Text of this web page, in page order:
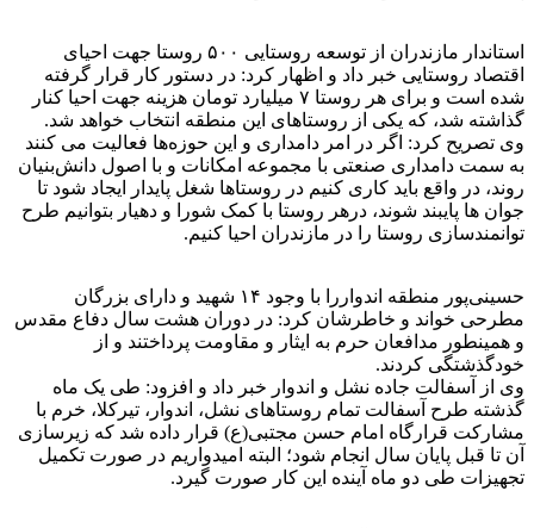
استاندار مازندران از توسعه روستایی ۵۰۰ روستا جهت احیای
اقتصاد روستایی خبر داد و اظهار کرد: در دستور کار قرار گرفته
شده است و برای هر روستا ۷ میلیارد تومان هزینه جهت احیا کنار
گذاشته شد، که یکی از روستاهای این منطقه انتخاب خواهد شد.
وی تصریح کرد: اگر در امر دامداری و این حوزه‌ها فعالیت می کنند
به سمت دامداری صنعتی با مجموعه امکانات و با اصول دانش‌بنیان
روند، در واقع باید کاری کنیم در روستاها شغل پایدار ایجاد شود تا
جوان ها پایبند شوند، درهر روستا با کمک شورا و دهیار بتوانیم طرح
توانمندسازی روستا را در مازندران احیا کنیم.
حسینی‌پور منطقه اندواررا با وجود ۱۴ شهید و دارای بزرگان
مطرحی خواند و خاطرشان کرد: در دوران هشت سال دفاع مقدس
و همینطور مدافعان حرم به ایثار و مقاومت پرداختند و از
خودگذشتگی کردند.
وی از آسفالت جاده نشل و اندوار خبر داد و افزود: طی یک ماه
گذشته طرح آسفالت تمام روستاهای نشل، اندوار، تیرکلا، خرم با
مشارکت قرارگاه امام حسن مجتبی(ع) قرار داده شد که زیرسازی
آن تا قبل پایان سال انجام شود؛ البته امیدواریم در صورت تکمیل
تجهیزات طی دو ماه آینده این کار صورت گیرد.